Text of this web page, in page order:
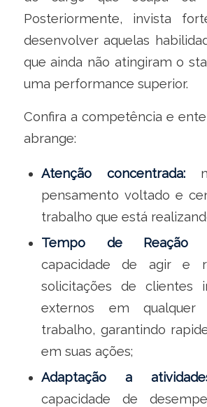
Posteriormente, invista
desenvolver aquelas
que ainda não atingiram o
uma performance superior.
Confira a competência e
abrange:
Atenção concentrada:
pensamento voltado e
trabalho que está
Tempo de Reação
capacidade de agir e
solicitações de clientes
externos em qualquer
trabalho, garantindo
em suas ações;
Adaptação a
capacidade de